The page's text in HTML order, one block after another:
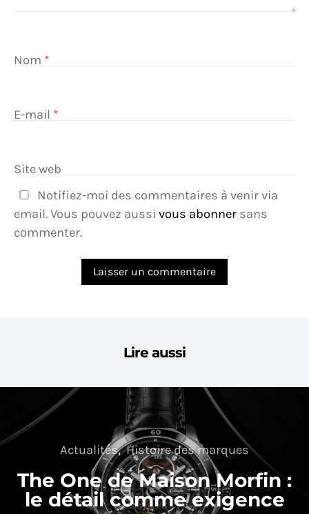
Nom *
E-mail *
Site web
Notifiez-moi des commentaires à venir via
email. Vous pouvez aussi vous abonner sans
commenter.
Lire aussi
Actualités Histoire des marques
The One de Maison Morfin :
le détail comme exigence